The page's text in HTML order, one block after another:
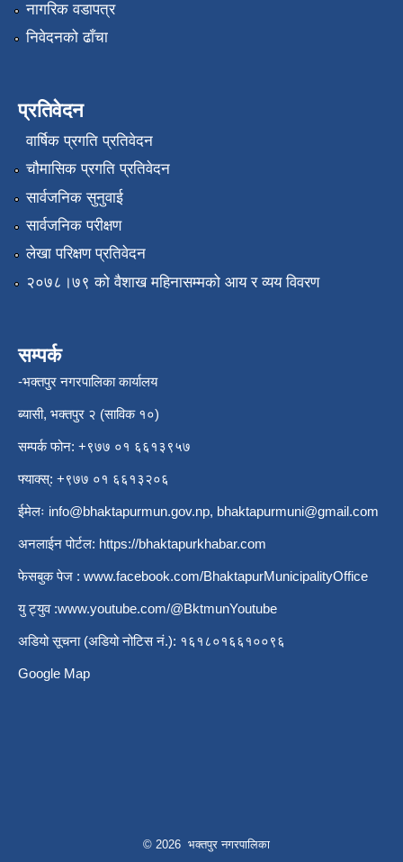
नागरिक वडापत्र
निवेदनको ढाँचा
प्रतिवेदन
वार्षिक प्रगति प्रतिवेदन
चौमासिक प्रगति प्रतिवेदन
सार्वजनिक सुनुवाई
सार्वजनिक परीक्षण
लेखा परिक्षण प्रतिवेदन
२०७८।७९ को वैशाख महिनासम्मको आय र व्यय विवरण
सम्पर्क
-भक्तपुर नगरपालिका कार्यालय
ब्यासी, भक्तपुर २ (साविक १०)
सम्पर्क फोन: +९७७ ०१ ६६१३९५७
फ्याक्स्: +९७७ ०१ ६६१३२०६
ईमेलः info@bhaktapurmun.gov.np, bhaktapurmuni@gmail.com
अनलाईन पोर्टल: https://bhaktapurkhabar.com
फेसबुक पेज : www.facebook.com/BhaktapurMunicipalityOffice
यु ट्युव :www.youtube.com/@BktmunYoutube
अडियो सूचना (अडियो नोटिस नं.): १६१८०१६६१००९६
Google Map
© 2026 भक्तपुर नगरपालिका